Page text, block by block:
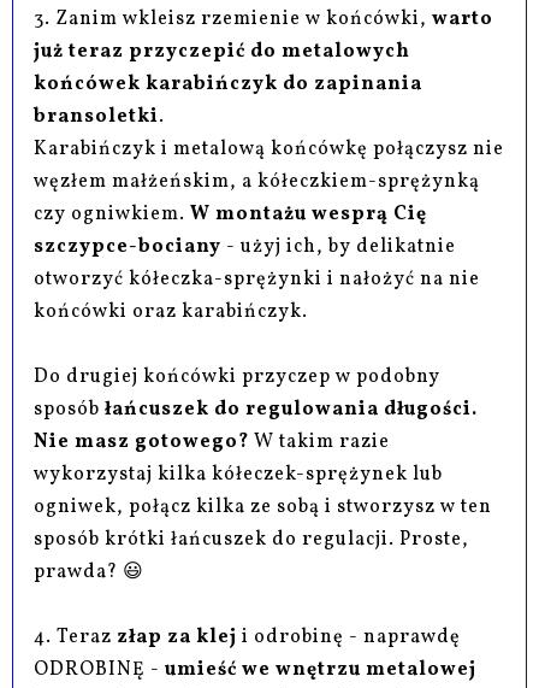
3. Zanim wkleisz rzemienie w końcówki,warto
już teraz przyczepić do metalowych
końcówek karabińczyk do zapinania
bransoletki.
Karabińczyk i metalową końcówkę połączysz nie
węzłem małżeńskim, a kółeczkiem-sprężynką
czy ogniwkiem. W montażu wesprą Cię
szczypce-bociany - użyj ich, by delikatnie
otworzyć kółeczka-sprężynki i nałożyć na nie
końcówki oraz karabińczyk.
Do drugiej końcówki przyczep w podobny
sposóbłańcuszek do regulowania długości.
Nie masz gotowego? W takim razie
wykorzystaj kilka kółeczek-sprężynek lub
ogniwek, połącz kilka ze sobą i stworzysz w ten
sposób krótki łańcuszek do regulacji. Proste,
prawda? 😃
4. Teraz złap za kleji odrobinę - naprawdę
ODROBINĘ -umieść we wnętrzu metalowej